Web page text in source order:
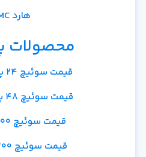
هارد EMC
محصولات
قیمت سوئیچ 24 پورت
قیمت سوئیچ 48 پورت
قیمت سوئیچ 9200
قیمت سوئیچ 9300